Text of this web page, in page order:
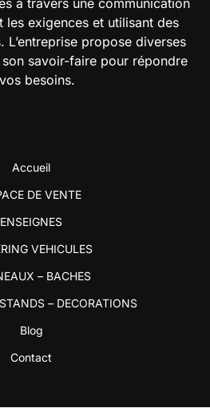
à travers une communication
les exigences et utilisant des
L’entreprise propose diverses
savoir-faire pour répondre
besoins.
Accueil
DE VENTE
ENSEIGNES
VEHICULES
– BACHES
– DECORATIONS
Blog
Contact